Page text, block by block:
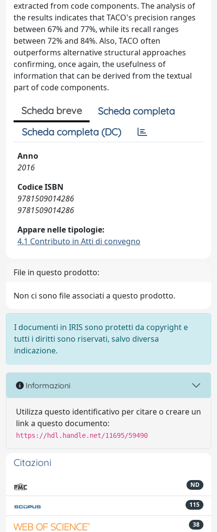
extracted from code components. The analysis of
the results indicates that TACO's precision ranges
between 67% and 77%, while its recall ranges
between 72% and 84%. Also, TACO often
outperforms alternative structural approaches
confirming, once again, the usefulness of
information that can be derived from the textual
part of code components.
Scheda breve
Scheda completa
Scheda completa (DC)
Anno
2016
Codice ISBN
9781509014286
9781509014286
Appare nelle tipologie:
4.1 Contributo in Atti di convegno
File in questo prodotto:
Non ci sono file associati a questo prodotto.
I documenti in IRIS sono protetti da copyright e
tutti i diritti sono riservati, salvo diversa
indicazione.
Informazioni
Utilizza questo identificativo per citare o creare un
link a questo documento:
https://hdl.handle.net/11695/59490
Citazioni
ND
115
38